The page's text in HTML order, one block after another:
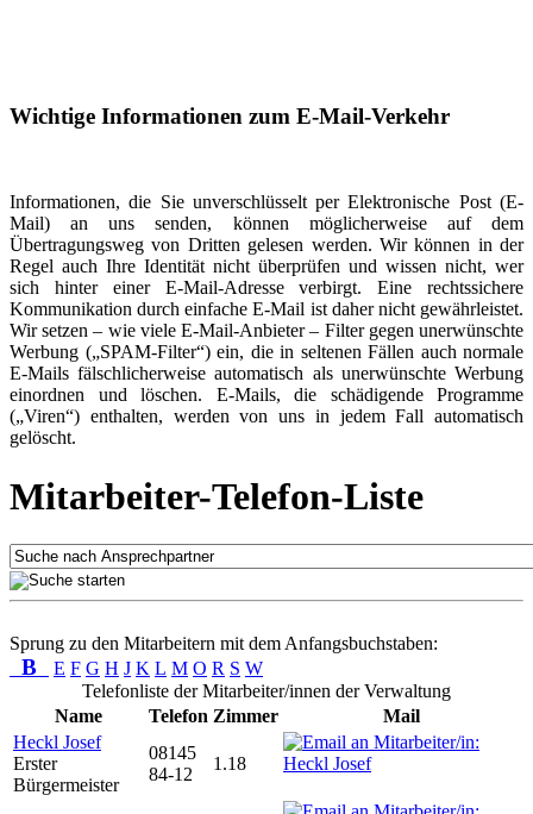
Wichtige Informationen zum E-Mail-Verkehr
Informationen, die Sie unverschlüsselt per Elektronische Post (E-
Mail) an uns senden, können möglicherweise auf dem
Übertragungsweg von Dritten gelesen werden. Wir können in der
Regel auch Ihre Identität nicht überprüfen und wissen nicht, wer
sich hinter einer E-Mail-Adresse verbirgt. Eine rechtssichere
Kommunikation durch einfache E-Mail ist daher nicht gewährleistet.
Wir setzen – wie viele E-Mail-Anbieter – Filter gegen unerwünschte
Werbung („SPAM-Filter“) ein, die in seltenen Fällen auch normale
E-Mails fälschlicherweise automatisch als unerwünschte Werbung
einordnen und löschen. E-Mails, die schädigende Programme
(„Viren“) enthalten, werden von uns in jedem Fall automatisch
gelöscht.
Mitarbeiter-Telefon-Liste
Sprung zu den Mitarbeitern mit dem Anfangsbuchstaben:
B E F G H J K L M O R S W
Telefonliste der Mitarbeiter/innen der Verwaltung
Name
Telefon Zimmer
Mail
Heckl Josef
Erster
Bürgermeister
08145
84-12
1.18